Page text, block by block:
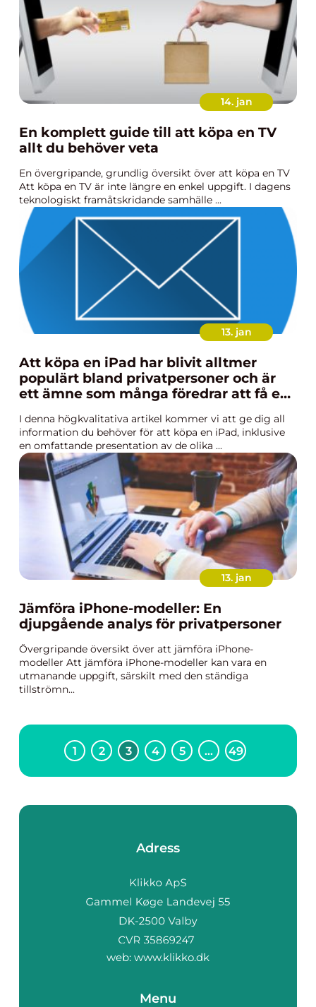
14. jan
En komplett guide till att köpa en TV
allt du behöver veta
En övergripande, grundlig översikt över att köpa en TV
Att köpa en TV är inte längre en enkel uppgift. I dagens
teknologiskt framåtskridande samhälle ...
13. jan
Att köpa en iPad har blivit alltmer
populärt bland privatpersoner och är
ett ämne som många föredrar att få en
ett beslut
I denna högkvalitativa artikel kommer vi att ge dig all
information du behöver för att köpa en iPad, inklusive
en omfattande presentation av de olika ...
13. jan
Jämföra iPhone-modeller: En
djupgående analys för privatpersoner
Övergripande översikt över att jämföra iPhone-
modeller Att jämföra iPhone-modeller kan vara en
utmanande uppgift, särskilt med den ständiga
tillströmn...
1 2 3 4 5 … 49
Adress
web: www.klikko.dk
Menu